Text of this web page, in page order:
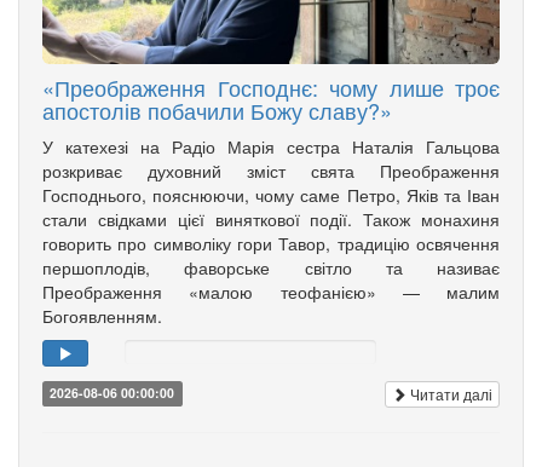
«Преображення Господнє: чому лише троє
апостолів побачили Божу славу?»
У катехезі на Радіо Марія сестра Наталія Гальцова
розкриває духовний зміст свята Преображення
Господнього, пояснюючи, чому саме Петро, Яків та Іван
стали свідками цієї виняткової події. Також монахиня
говорить про символіку гори Тавор, традицію освячення
першоплодів, фаворське світло та називає
Преображення «малою теофанією» — малим
Богоявленням.
2026-08-06 00:00:00 Читати далі